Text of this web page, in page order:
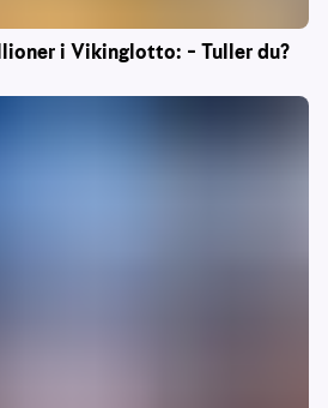
i Vikinglotto: – Tuller du?